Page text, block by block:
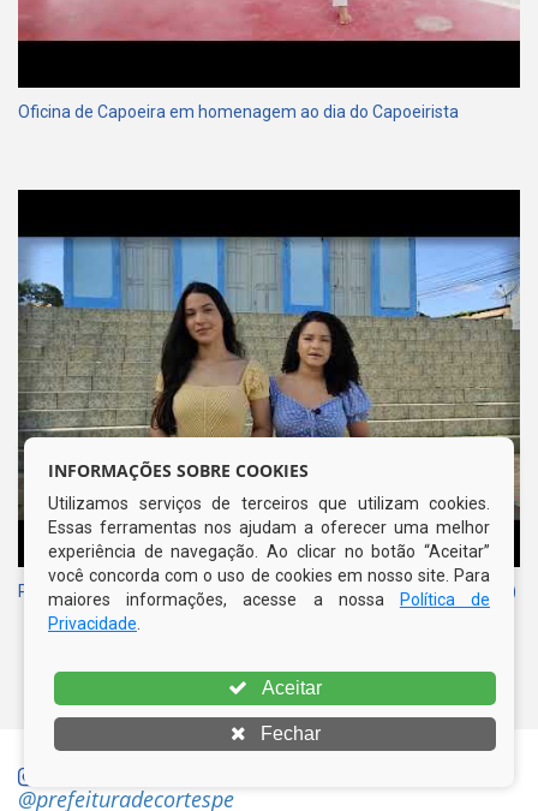
Oficina de Capoeira em homenagem ao dia do Capoeirista
Pontos Históricos em Cortês (Paróquia de São Francisco de Assis)
@prefeituradecortespe
INFORMAÇÕES SOBRE COOKIES
Utilizamos serviços de terceiros que utilizam cookies.
Essas ferramentas nos ajudam a oferecer uma melhor
experiência de navegação. Ao clicar no botão “Aceitar”
você concorda com o uso de cookies em nosso site. Para
maiores informações, acesse a nossa
Política de
Privacidade
Aceitar
Fechar